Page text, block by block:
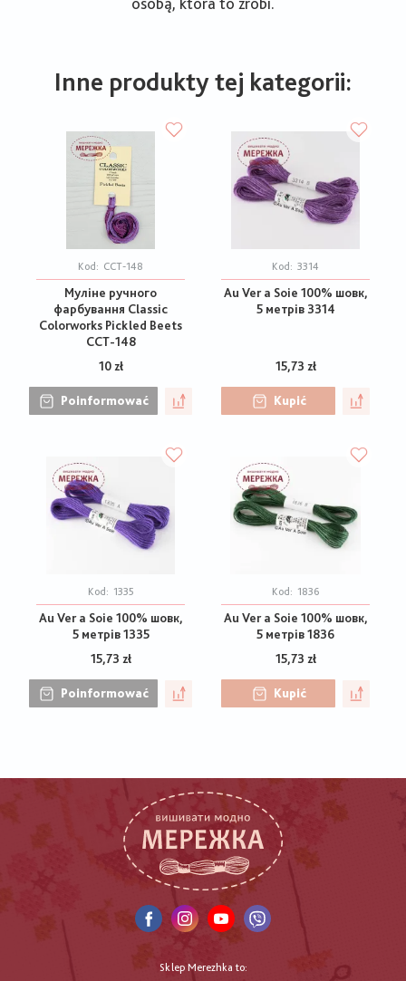
Inne produkty tej kategorii:
Kod: CCT-148
Муліне ручного
фарбування Classic
Colorworks Pickled Beets
CCT-148
10 zł
Poinformować
Kod: 3314
Au Ver a Soie 100% шовк,
5 метрів 3314
15,73 zł
Kupić
Kod: 1335
Au Ver a Soie 100% шовк,
5 метрів 1335
15,73 zł
Poinformować
Kod: 1836
Au Ver a Soie 100% шовк,
5 метрів 1836
15,73 zł
Kupić
Sklep Merezhka to: